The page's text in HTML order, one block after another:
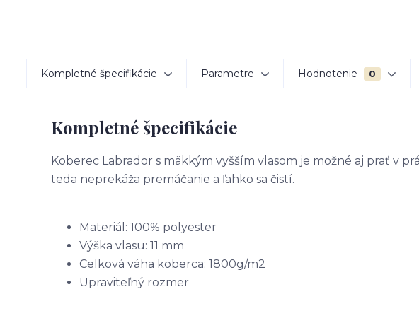
Kompletné špecifikácie Parametre Hodnotenie 0
Kompletné špecifikácie
Koberec Labrador s mäkkým vyšším vlasom je možné aj prať v
teda neprekáža premáčanie a ľahko sa čistí.
Materiál: 100% polyester
Výška vlasu: 11 mm
Celková váha koberca: 1800g/m2
Upraviteľný rozmer